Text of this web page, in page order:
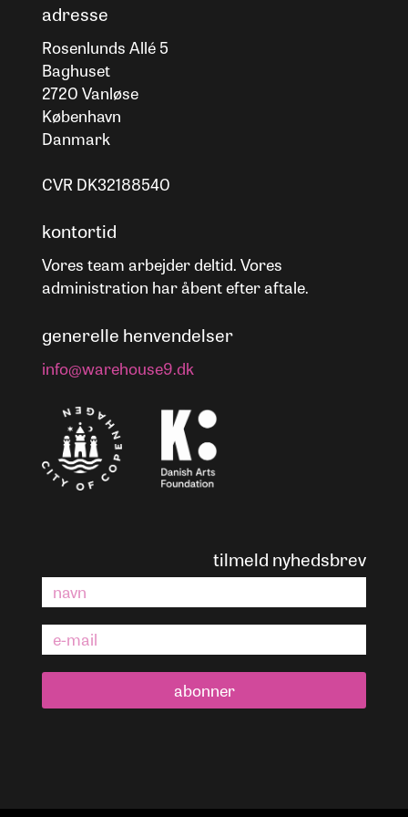
adresse
Rosenlunds Allé 5
Baghuset
2720 Vanløse
København
Danmark
CVR DK32188540
kontortid
Vores team arbejder deltid. Vores
administration har åbent efter aftale.
generelle henvendelser
info@warehouse9.dk
tilmeld nyhedsbrev
abonner